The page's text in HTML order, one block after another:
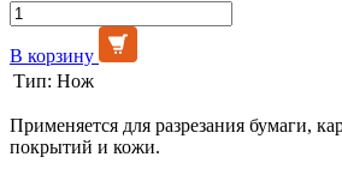
В корзину
Тип: Нож
Применяется для разрезания бумаги,
покрытий и кожи.